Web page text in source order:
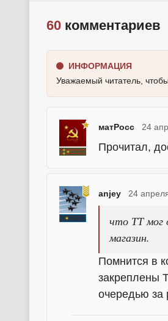
60 комментариев
ИНФОРМАЦИЯ
Уважаемый читатель,
матРосс 24
Прочитал,
anjey 24
что ТТ мог
магазин.
Помнится в
закреплены
очередью за